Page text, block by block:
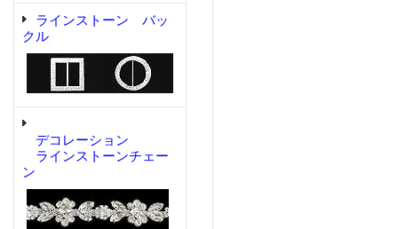
ラインストーン バッ
クル
デコレーション
ラインストーンチェー
ン